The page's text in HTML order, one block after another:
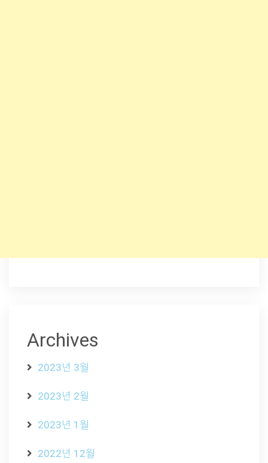
Archives
2023년 3월
2023년 2월
2023년 1월
2022년 12월